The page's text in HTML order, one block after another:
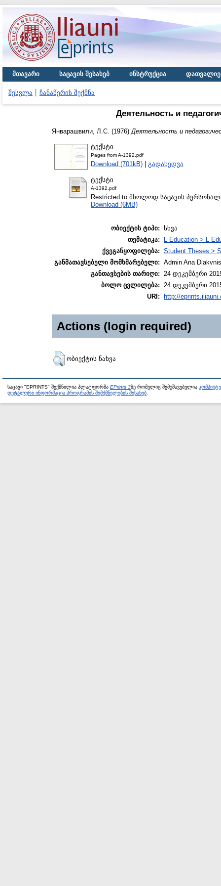
მთავარი საცავის შესახებ ინსტრუქცია
შესვლა ჩანაწერის შექმნა
Деятельность и
Январашвили, Л.С. (1976) Деятельность и
ტექსტი
Pages from A-1392.pdf
Download (701kB) | გადახედვა
ტექსტი
A-1392.pdf
Restricted to მხოლოდ საცავის
Download (6MB)
ობიექტის ტიპი: სხვა
თემატიკა:
L Education > L
ქვეგანყოფილება: Student Theses >
განმათავსებელი მომხმარებელი: Admin Ana
განთავსების თარიღი: 24 დეკემბერი
ბოლო ცვლილება: 24 დეკემბერი
URI:
http://
Actions (login required)
ობიექტის ნახვა
საცავი "EPRINTS" შექმნილია პლატფორმა EPrints 3ზე რომელიც შემუშავებულია
დეტალური ინფორმაცია პროგრამის შემქმნელების შესახებ.